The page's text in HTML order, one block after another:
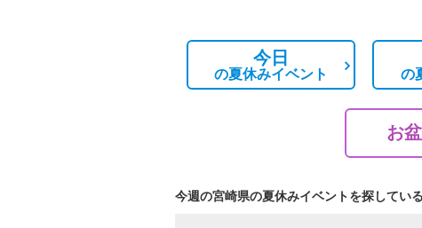
今日
の夏休みイベント の
お
今週の宮崎県の夏休みイベントを探してい